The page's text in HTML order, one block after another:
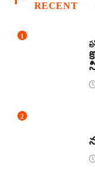
RECENT
1
2